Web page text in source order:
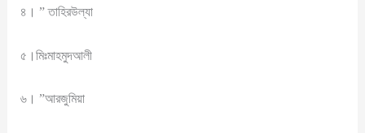
৪। ” তাহিরউল্যা
৫।মিঃমাহমুদআলী
৬। ”আরজুমিয়া